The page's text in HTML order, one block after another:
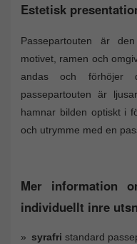
Estetisk
Passepartouten är
motivet, ramen och
andas och förhöjer
passepartouten är
hamnar bilden optiskt i
och utrymme med en
Mer information
individuellt inre
syrafri standard